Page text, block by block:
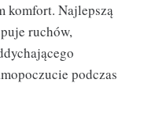
komfort. Najlepszą
ruchów,
podczas